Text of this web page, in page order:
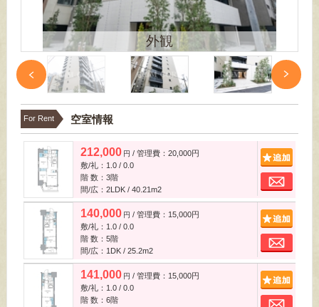
外観
For Rent 空室情報
212,000 円 / 管理費：20,000円
敷/礼：1.0 / 0.0
階 数：3階
間/広：2LDK / 40.21m2
140,000 円 / 管理費：15,000円
敷/礼：1.0 / 0.0
階 数：5階
間/広：1DK / 25.2m2
141,000 円 / 管理費：15,000円
敷/礼：1.0 / 0.0
階 数：6階